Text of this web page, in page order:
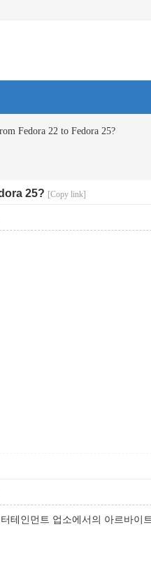
Fedora 22 to Fedora 25?
25? [Copy link]
테인먼트 업소에서의 아르바